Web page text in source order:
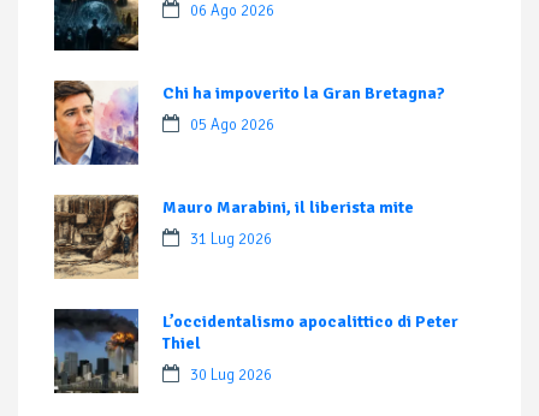
06 Ago 2026
Chi ha impoverito la Gran Bretagna?
05 Ago 2026
Mauro Marabini, il liberista mite
31 Lug 2026
L’occidentalismo apocalittico di Peter
Thiel
30 Lug 2026